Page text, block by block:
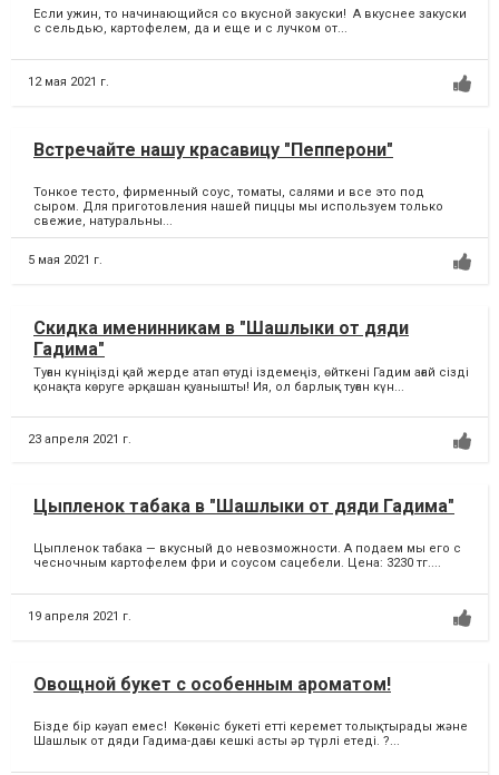
Если ужин, то начинающийся со вкусной закуски! А вкуснее закуски
с сельдью, картофелем, да и еще и с лучком от...
12 мая 2021 г.
Встречайте нашу красавицу "Пепперони"
Тонкое тесто, фирменный соус, томаты, салями и все это под
сыром. Для приготовления нашей пиццы мы используем только
свежие, натуральны...
5 мая 2021 г.
Скидка именинникам в "Шашлыки от дяди
Гадима"
Туған күніңізді қай жерде атап өтуді іздемеңіз, өйткені Гадим ағай сізді
қонақта көруге әрқашан қуанышты! Ия, ол барлық туған күн...
23 апреля 2021 г.
Цыпленок табака в "Шашлыки от дяди Гадима"
Цыпленок табака — вкусный до невозможности. А подаем мы его с
чесночным картофелем фри и соусом сацебели. Цена: 3230 тг....
19 апреля 2021 г.
Овощной букет с особенным ароматом!
Бізде бір кәуап емес! Көкөніс букеті етті керемет толықтырады және
Шашлык от дяди Гадима-дағы кешкі асты әр түрлі етеді. ?...